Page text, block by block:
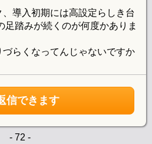
導入初期には高設定らしき台
足踏みが続くのが何度かありま
らくなってんじゃないですか
信できます
- 72 -